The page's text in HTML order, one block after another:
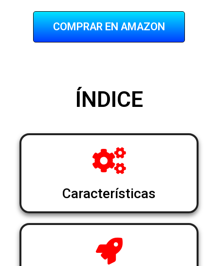
COMPRAR EN AMAZON
ÍNDICE
Características